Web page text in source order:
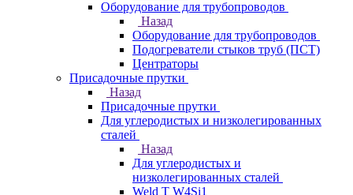
Оборудование для трубопроводов
Назад
Оборудование для трубопроводов
Подогреватели стыков труб (ПСТ)
Центраторы
Присадочные прутки
Назад
Присадочные прутки
Для углеродистых и низколегированных
сталей
Назад
Для углеродистых и
низколегированных сталей
Weld T W4Si1